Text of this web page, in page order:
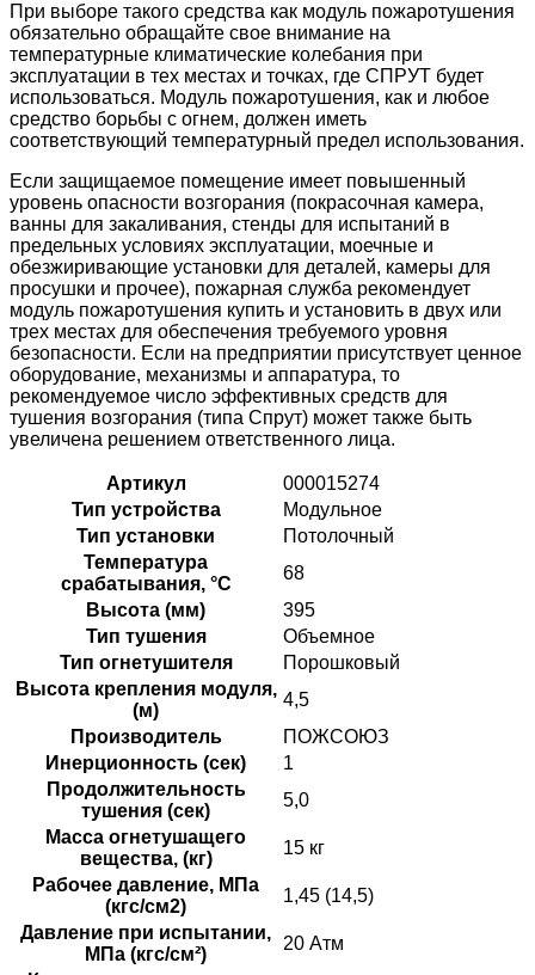
При выборе такого средства как модуль пожаротушения
обязательно обращайте свое внимание на
температурные климатические колебания при
эксплуатации в тех местах и точках, где СПРУТ будет
использоваться. Модуль пожаротушения, как и любое
средство борьбы с огнем, должен иметь
соответствующий температурный предел использования.
Если защищаемое помещение имеет повышенный
уровень опасности возгорания (покрасочная камера,
ванны для закаливания, стенды для испытаний в
предельных условиях эксплуатации, моечные и
обезжиривающие установки для деталей, камеры для
просушки и прочее), пожарная служба рекомендует
модуль пожаротушения купить и установить в двух или
трех местах для обеспечения требуемого уровня
безопасности. Если на предприятии присутствует ценное
оборудование, механизмы и аппаратура, то
рекомендуемое число эффективных средств для
тушения возгорания (типа Спрут) может также быть
увеличена решением ответственного лица.
Артикул
000015274
Тип устройства
Модульное
Тип установки
Потолочный
Температура
срабатывания, °C
68
Высота (мм)
395
Тип тушения
Объемное
Тип огнетушителя
Порошковый
Высота крепления модуля,
(м)
4,5
Производитель
ПОЖСОЮЗ
Инерционность (сек)
1
Продолжительность
тушения (сек)
5,0
Масса огнетушащего
вещества, (кг)
15 кг
Рабочее давление, МПа
(кгс/см2)
1,45 (14,5)
Давление при испытании,
МПа (кгс/см²)
20 Атм